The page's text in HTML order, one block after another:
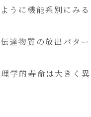
うに機能系別にみ
達物質の放出パタ
学的寿命は大きく